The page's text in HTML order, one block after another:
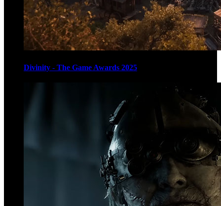
Divinity - The Game Awards 2025